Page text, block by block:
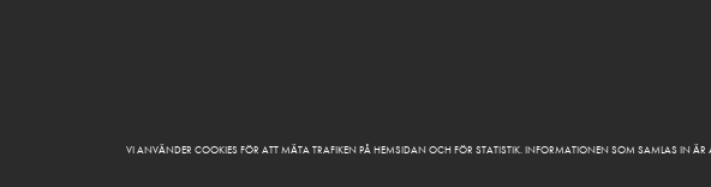
VI ANVÄNDER COOKIES FÖR ATT MÄTA TRAFIKEN PÅ HEMSIDAN OCH FÖR STATISTIK. INFORMATIONEN SOM SAMLAS IN ÄR